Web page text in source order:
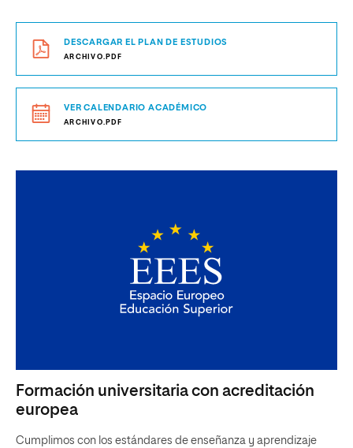
DESCARGAR EL PLAN DE ESTUDIOS
ARCHIVO.PDF
VER CALENDARIO ACADÉMICO
ARCHIVO.PDF
Formación universitaria con acreditación
europea
Cumplimos con los estándares de enseñanza y aprendizaje